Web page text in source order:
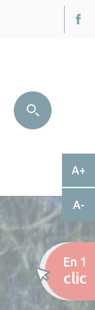
A+
A-
En 1
clic